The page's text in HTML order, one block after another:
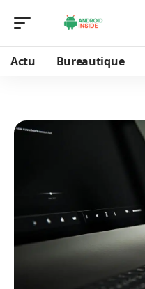
Actu Bureautique